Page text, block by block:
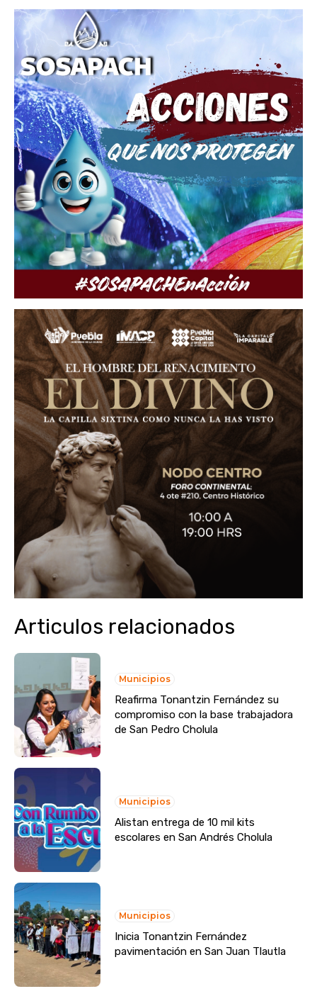
Articulos relacionados
Municipios
Reafirma Tonantzin Fernández su
compromiso con la base trabajadora
de San Pedro Cholula
Municipios
Alistan entrega de 10 mil kits
escolares en San Andrés Cholula
Municipios
Inicia Tonantzin Fernández
pavimentación en San Juan Tlautla